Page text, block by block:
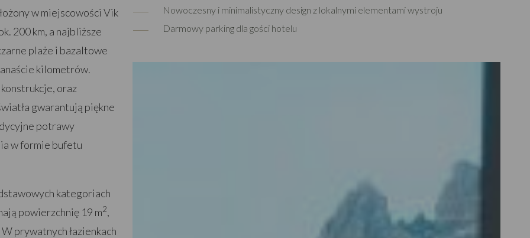
w miejscowości Vik
200 km, a najbliższe
plaże i bazaltowe
kilometrów.
oraz
gwarantują piękne
potrawy
w formie bufetu
kategoriach
powierzchnię 19 m2,
prywatnych łazienkach
Nowoczesny i minimalistyczny design z lokalnymi elementami wystroju
Darmowy parking dla gości hotelu